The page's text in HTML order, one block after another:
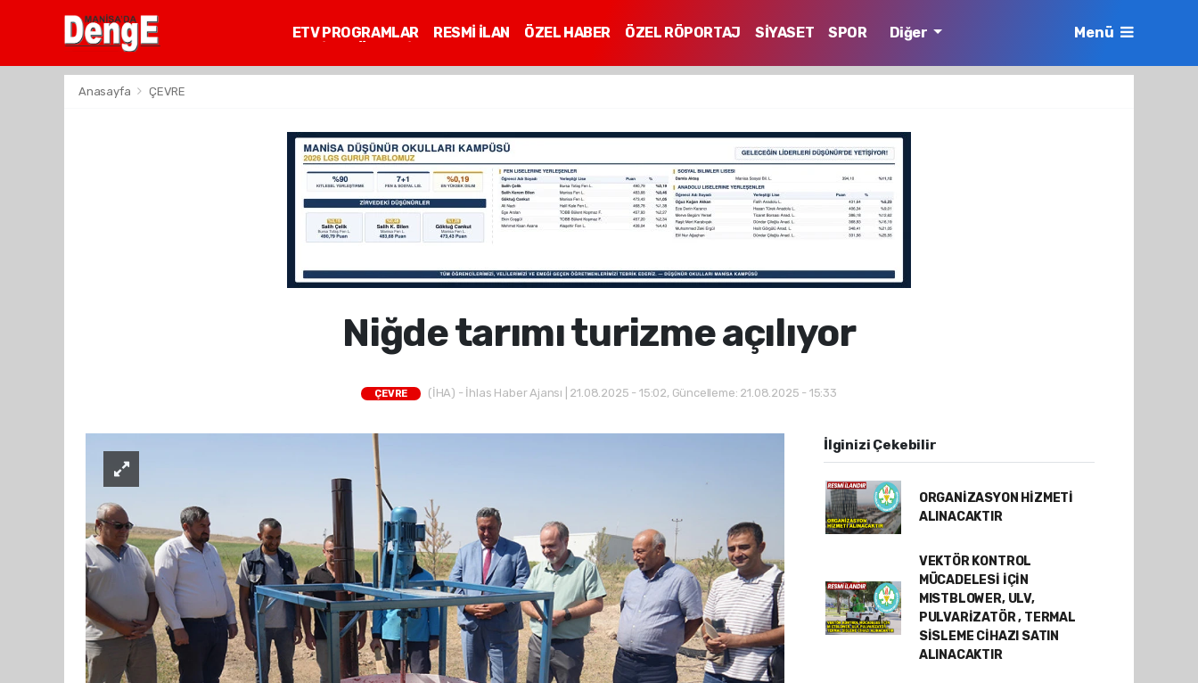
ETV PROGRAMLAR RESMİ İLAN ÖZEL HABER ÖZEL RÖPORTAJ SİYASET
SPOR
Diğer Menü
Anasayfa ÇEVRE
Niğde tarımı turizme açılıyor
ÇEVRE (İHA) - İhlas Haber Ajansı | 21.08.2025 - 15:02, Güncelleme: 21.08.2025 - 15:33
İlginizi Çekebilir
ORGANİZASYON HİZMETİ
ALINACAKTIR
VEKTÖR KONTROL
MÜCADELESİ İÇİN
MISTBLOWER, ULV,
PULVARİZATÖR , TERMAL
SİSLEME CİHAZI SATIN
ALINACAKTIR